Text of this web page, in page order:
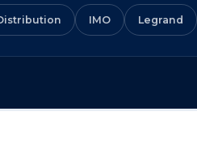
IMO Legrand